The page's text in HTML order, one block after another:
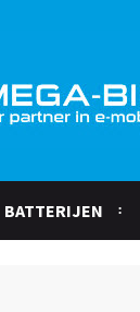
BATTERIJEN